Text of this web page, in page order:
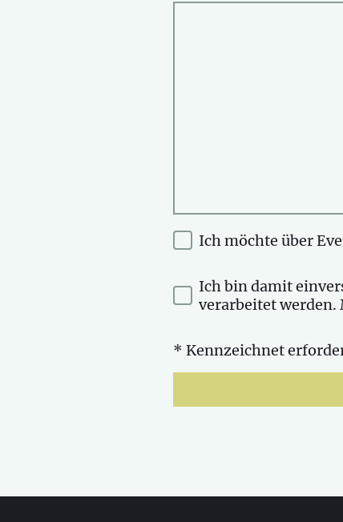
Ich möchte über
Ich bin damit
verarbeitet
* Kennzeichnet